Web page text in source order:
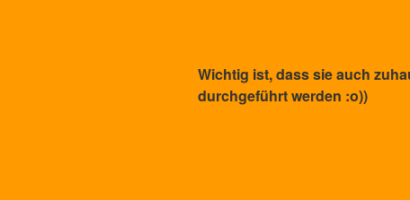
Wichtig ist, dass sie auch
durchgeführt werden :o))